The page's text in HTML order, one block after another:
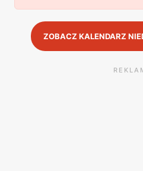
ZOBACZ KALENDARZ